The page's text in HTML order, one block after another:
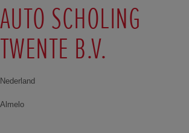
AUTO SCHOLING
TWENTE B.V.
Nederland
Almelo